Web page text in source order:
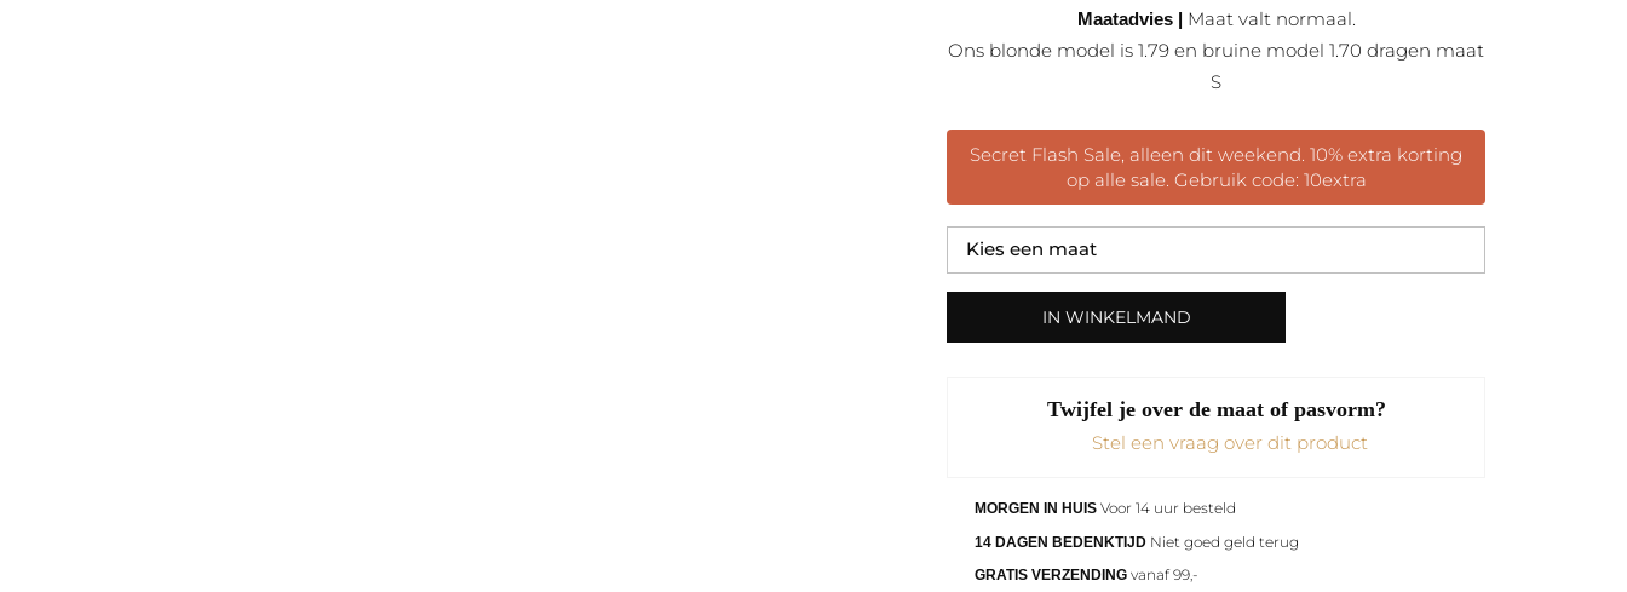
Maatadvies | Maat valt normaal.
Ons blonde model is 1.79 en bruine model 1.70 dragen maat
S
Secret Flash Sale, alleen dit weekend. 10% extra korting
op alle sale. Gebruik code: 10extra
IN WINKELMAND
Twijfel je over de maat of pasvorm?
Stel een vraag over dit product
MORGEN IN HUISVoor 14 uur besteld
14 DAGEN BEDENKTIJDNiet goed geld terug
GRATIS VERZENDINGvanaf 99,-